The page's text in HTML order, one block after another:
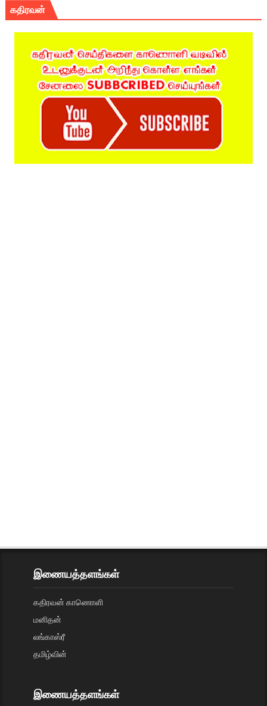
கதிரவன்
இணையத்தளங்கள்
கதிரவன் காணொளி
மனிதன்
லங்காஸ்ரீ
தமிழ்வின்
இணையத்தளங்கள்